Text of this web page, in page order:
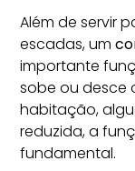
Além de servir
escadas, um
importante
sobe ou desce
habitação,
reduzida, a
fundamental.